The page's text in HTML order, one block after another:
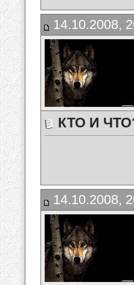
14.10.2008,
КТО И
14.10.2008,